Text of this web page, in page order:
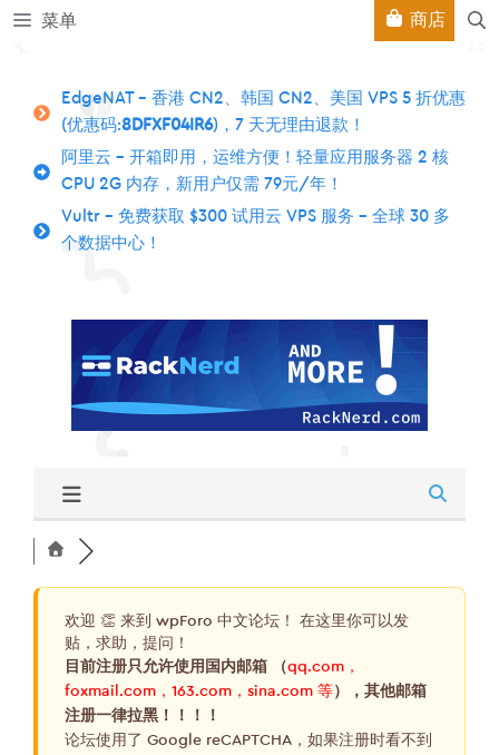
跳
菜单 商店
EdgeNAT – 香港 CN2、韩国 CN2、美国 VPS 5 折优惠
(优惠码:8DFXF04IR6)，7 天无理由退款！
阿里云 – 开箱即用，运维方便！轻量应用服务器 2 核
CPU 2G 内存，新用户仅需 79元/年！
Vultr – 免费获取 $300 试用云 VPS 服务 – 全球 30 多
个数据中心！
欢迎 👏 来到 wpForo 中文论坛！ 在这里你可以发
贴，求助，提问！
目前注册只允许使用国内邮箱 （qq.com，
foxmail.com，163.com，sina.com 等），其他邮箱
注册一律拉黑！！！！
论坛使用了 Google reCAPTCHA，如果注册时看不到